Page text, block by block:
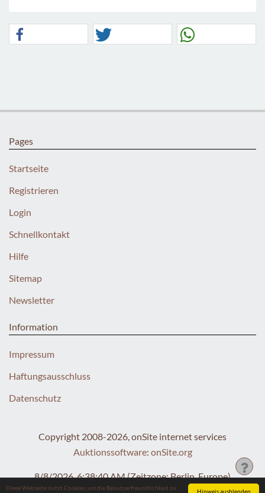
Hinweis ausblenden
Diese Webseite nutzt Cookies, um die Benutzerfreundlichkeit zu
Pages
Startseite
Registrieren
Login
Schnellkontakt
Hilfe
Sitemap
Newsletter
Information
Impressum
Haftungsausschluss
Datenschutz
Copyright 2008-2026, onSite internet services
Auktionssoftware: onSite.org
8/8/2026, 6:38:40 AM(Zeitzone: Berlin, Europe)